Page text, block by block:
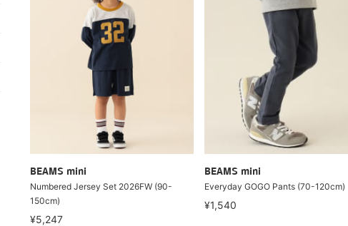
BEAMS mini
Numbered Jersey Set 2026FW (90-
150cm)
¥5,247
BEAMS mini
Everyday GOGO Pants (70-120cm)
¥1,540